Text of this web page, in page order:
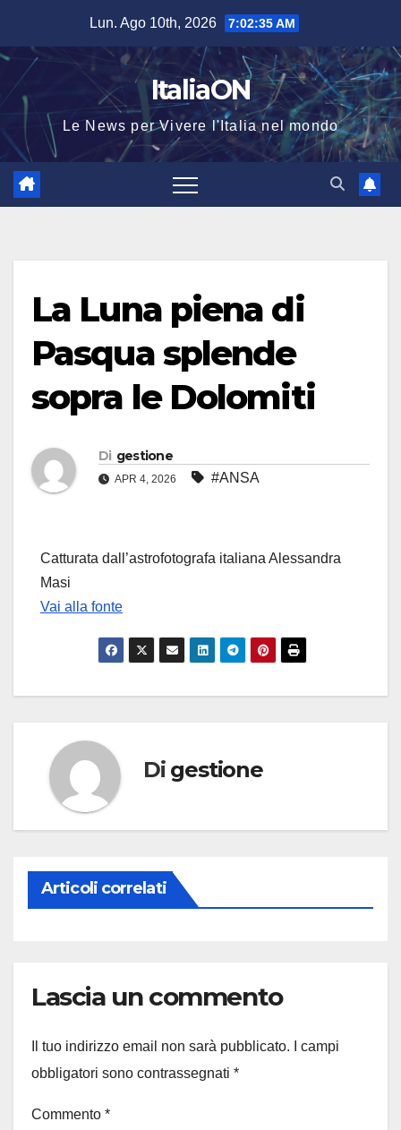
contenuto
Lun. Ago 10th, 2026 7:02:35 AM
ItaliaON
Le News per Vivere l'Italia nel mondo
La Luna piena di
Pasqua splende
sopra le Dolomiti
Di gestione
APR 4, 2026 #ANSA
Catturata dall’astrofotografa italiana Alessandra
Masi
Vai alla fonte
Di gestione
Articoli correlati
Lascia un commento
Il tuo indirizzo email non sarà pubblicato.
I campi
obbligatori sono contrassegnati *
Commento *